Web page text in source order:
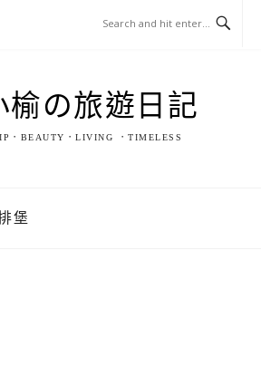
榆の旅遊日記
．BEAUTY．LIVING ．TIMELESS
堡